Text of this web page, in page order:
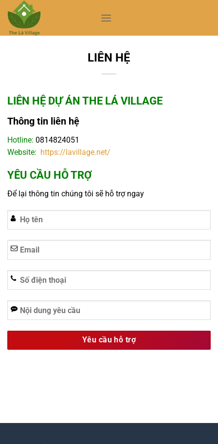
content
LIÊN HỆ
LIÊN HỆ DỰ ÁN THE LÁ VILLAGE
Thông tin liên hệ
Hotline: 0814824051
Website: https://lavillage.net/
YÊU CẦU HỖ TRỢ
Để lại thông tin chúng tôi sẽ hỗ trợ ngay